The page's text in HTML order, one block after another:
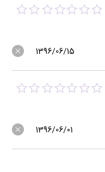
1396/06/15
1396/06/01